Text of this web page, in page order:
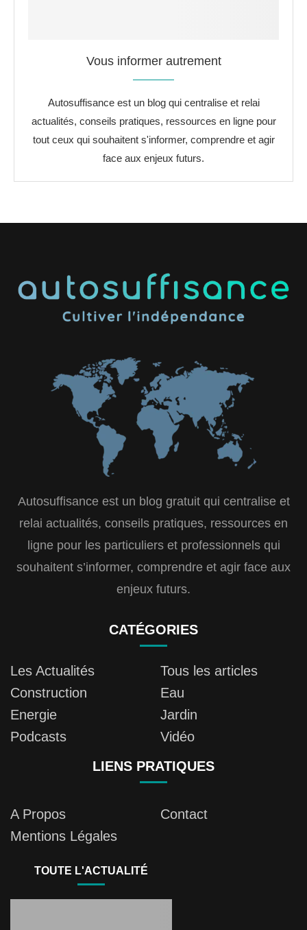
Vous informer autrement
Autosuffisance est un blog qui centralise et relai
actualités, conseils pratiques, ressources en ligne pour
tout ceux qui souhaitent s'informer, comprendre et agir
face aux enjeux futurs.
Autosuffisance est un blog gratuit qui centralise et
relai actualités, conseils pratiques, ressources en
ligne pour les particuliers et professionnels qui
souhaitent s’informer, comprendre et agir face aux
enjeux futurs.
CATÉGORIES
Les Actualités
Tous les articles
Construction
Eau
Energie
Jardin
Podcasts
Vidéo
LIENS PRATIQUES
A Propos
Contact
Mentions Légales
TOUTE L'ACTUALITÉ